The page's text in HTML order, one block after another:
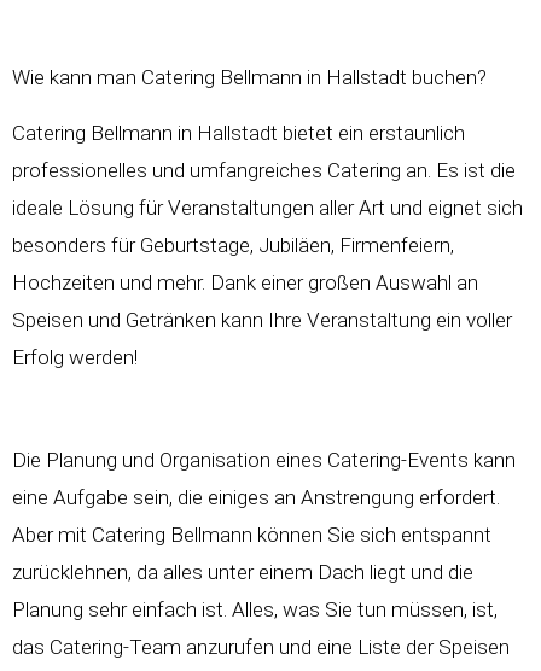
Wie kann man Catering Bellmann in Hallstadt buchen?
Catering Bellmann in Hallstadt bietet ein erstaunlich
professionelles und umfangreiches Catering an. Es ist die
ideale Lösung für Veranstaltungen aller Art und eignet sich
besonders für Geburtstage, Jubiläen, Firmenfeiern,
Hochzeiten und mehr. Dank einer großen Auswahl an
Speisen und Getränken kann Ihre Veranstaltung ein voller
Erfolg werden!
Die Planung und Organisation eines Catering-Events kann
eine Aufgabe sein, die einiges an Anstrengung erfordert.
Aber mit Catering Bellmann können Sie sich entspannt
zurücklehnen, da alles unter einem Dach liegt und die
Planung sehr einfach ist. Alles, was Sie tun müssen, ist,
das Catering-Team anzurufen und eine Liste der Speisen